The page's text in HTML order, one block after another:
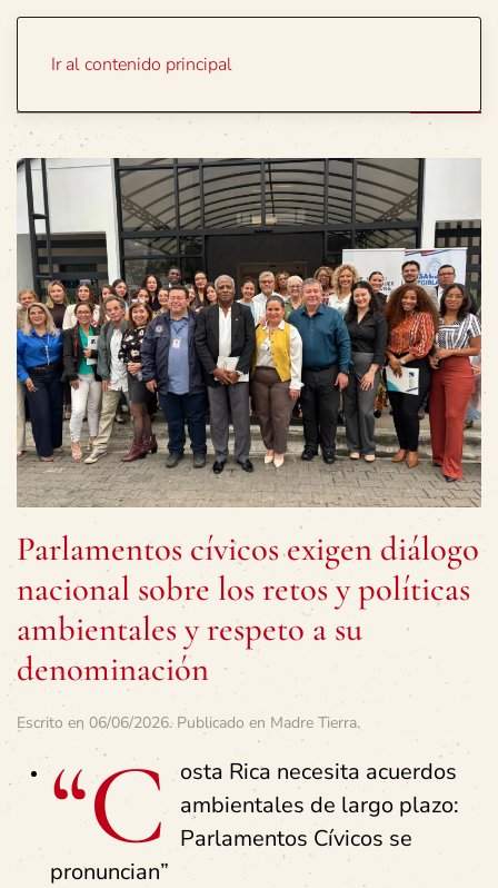
Ir al contenido principal
Parlamentos cívicos exigen diálogo
nacional sobre los retos y políticas
ambientales y respeto a su
denominación
Escrito en 06/06/2026. Publicado en Madre Tierra.
“C osta Rica necesita acuerdos
ambientales de largo plazo:
Parlamentos Cívicos se
pronuncian”